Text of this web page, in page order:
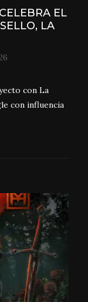
EL
LA
con La
con influencia